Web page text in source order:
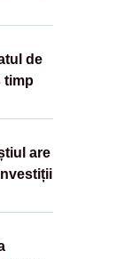
de
timp
are